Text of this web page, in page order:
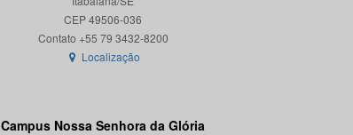
CEP 49506-036
Localização
Campus Nossa Senhora da Glória